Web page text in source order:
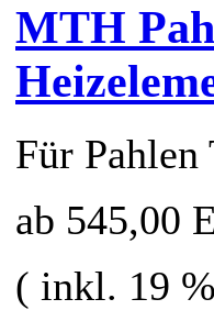
MTH
Für
ab 545,00
( inkl. 19